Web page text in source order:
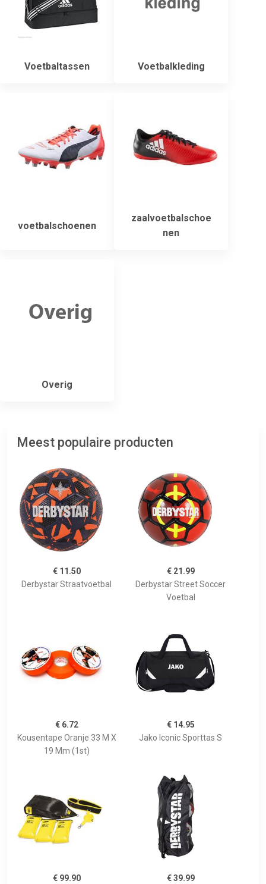
Voetbaltassen Voetbalkleding
voetbalschoenen
zaalvoetbalschoe
nen
Overig
Meest populaire producten
€ 11.50
Derbystar Straatvoetbal
€ 21.99
Derbystar Street Soccer
Voetbal
€ 6.72
Kousentape Oranje 33 M X
19 Mm (1st)
€ 14.95
Jako Iconic Sporttas S
€ 99.90
€ 39.99